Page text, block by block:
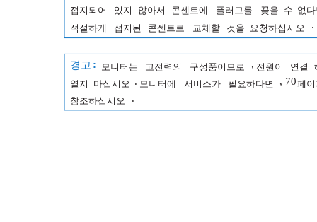
접지되어
있지 않아서 콘센트에 플러그를 꽂을 수 없
적절하게
접지된 콘센트로 교체할 것을 요청하십시오 .
경고 : 모니터는 고전력의 구성품이므로 , 전원이 연결
열지
마십시오 . 모니터에 서비스가 필요하다면 , 70페
참조하십시오
.